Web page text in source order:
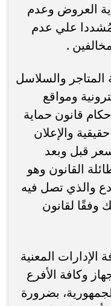
العروض وعدم
مُشددا علي عدم
.
والسلاسل
ومواقع
قانون حماية
والإعلان
قبل وبعد
القانون وهو
والذي تصل فيه
وفقًا لقانون
الإدارات المعنية
وكافة الأفرع
بضرورة